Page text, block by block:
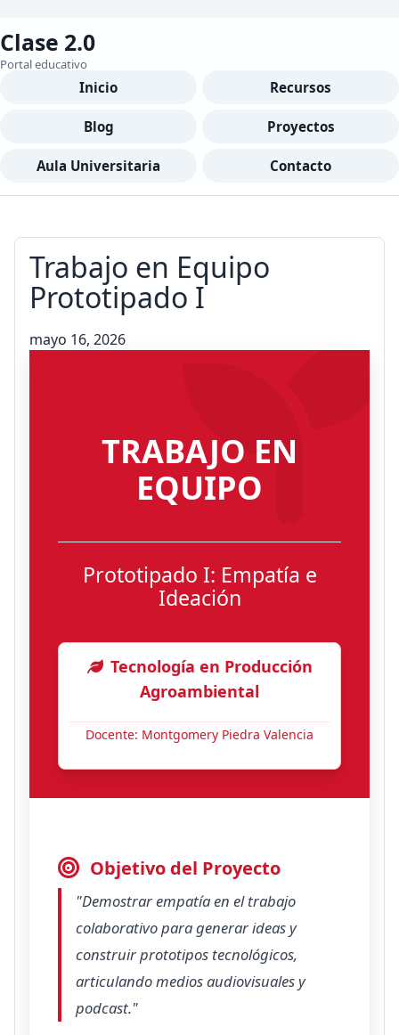
Clase 2.0
Portal educativo
Inicio Recursos
Blog Proyectos
Aula Universitaria Contacto
Trabajo en Equipo
Prototipado I
mayo 16, 2026
TRABAJO EN
EQUIPO
Prototipado I: Empatía e
Ideación
Tecnología en Producción
Agroambiental
Docente: Montgomery Piedra Valencia
Objetivo del Proyecto
"Demostrar empatía en el trabajo
colaborativo para generar ideas y
construir prototipos tecnológicos,
articulando medios audiovisuales y
podcast."